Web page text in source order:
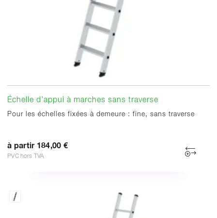
Échelle d’appui à marches sans traverse
Pour les échelles fixées à demeure : fine, sans traverse
à partir 184,00 €
PVC hors TVA